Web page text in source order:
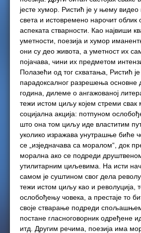
јесте хумор. Ристић је у њему
света и истовремено нарочит
аспеката стварности. Као највиши
уметности, поезија и хумор
они су део живота, а уметност их
појачава, чини их предметом
Полазећи од тог схватања, Ристић
парадоксалног разрешења основне
година, дилеме о ангажованој
тежи истом циљу којем стреми свак
социјална акција: потпуном
што она том циљу иде властитим
уколико изражава унутрашње биће
се „изједначава са моралом“, док
морална ако се подреди
утилитарним циљевима. На исти
самом је суштином свог дела
тежи истом циљу као и револуција,
ослобођењу човека, а престаје то
своје стварање подреди спољашњем
постане гласноговорник одређене
итд. Другим речима, поезија има